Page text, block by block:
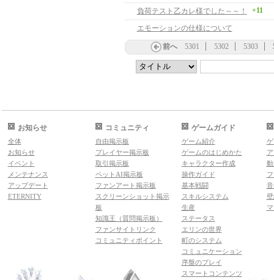
負荷テスト乙カレ様でした～～！ +11
エモーションの仕様について
前へ 5301 5302 5303
お知らせ
全体
お知らせ
イベント
メンテナンス
アップデート
ETERNITY
コミュニティ
自由掲示板
プレイヤー掲示板
取引掲示板
ペットAI掲示板
ファンアート掲示板
スクリーンショット掲示
板
知識王（質問掲示板）
ファンサイトリンク
コミュニティポイント
ゲームガイド
ゲーム紹介
ゲームのはじめかた
キャラクター作成
操作ガイド
基本戦闘
スキルシステム
生産
ステータス
エリンの世界
町のシステム
コミュニケーション
序盤のプレイ
スマートコンテンツ